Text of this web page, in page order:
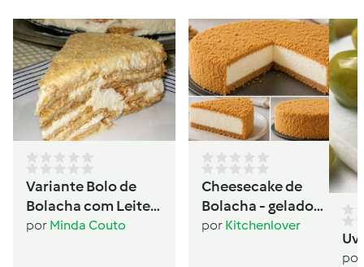
Variante Bolo de
Bolacha com Leite
Condensado
por Minda Couto
Cheesecake de
Bolacha - gelado
sanduíche
por Kitchenlover
por